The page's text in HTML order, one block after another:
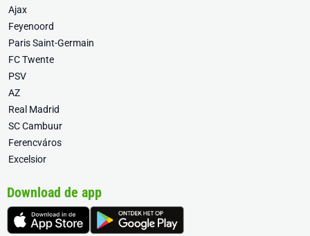
Ajax
Feyenoord
Paris Saint-Germain
FC Twente
PSV
AZ
Real Madrid
SC Cambuur
Ferencváros
Excelsior
Download de app